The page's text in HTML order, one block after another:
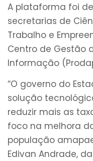
A plataforma foi
secretarias de
Trabalho e
Centro de Gestão
Informação
“O governo do
solução
reduzir mais as
foco na melhora
população
Edivan Andrade,